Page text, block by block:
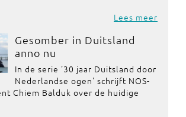
Lees meer
Gesomber in Duitsland
anno nu
In de serie '30 jaar Duitsland door
Nederlandse ogen' schrijft NOS-
Chiem Balduk over de huidige